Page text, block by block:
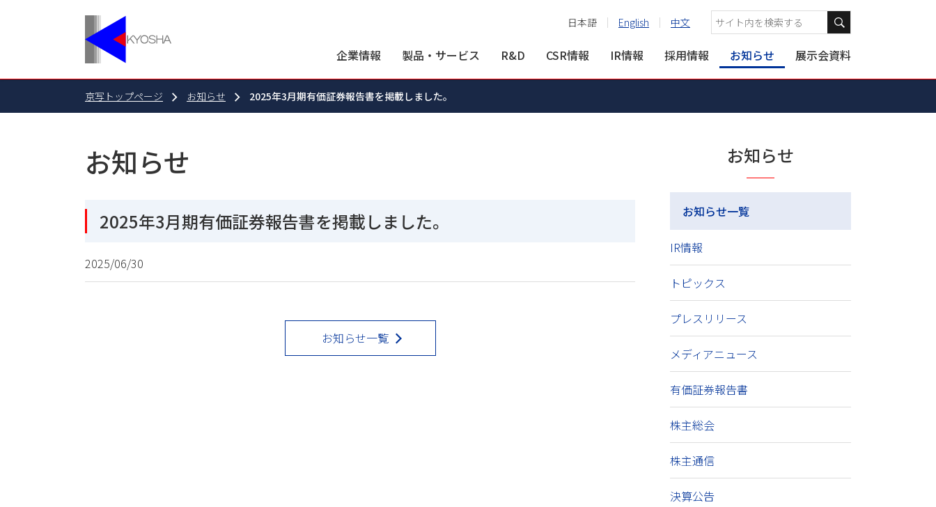
日本語 English 中文
企業情報 製品・サービス R&D CSR情報 IR情報 採用情報 お知らせ 展示会資料
京写トップページ お知らせ 2025年3月期有価証券報告書を掲載しました。
お知らせ
2025年3月期有価証券報告書を掲載しました。
2025/06/30
お知らせ一覧
お知らせ
お知らせ一覧
IR情報
トピックス
プレスリリース
メディアニュース
有価証券報告書
株主総会
株主通信
決算公告